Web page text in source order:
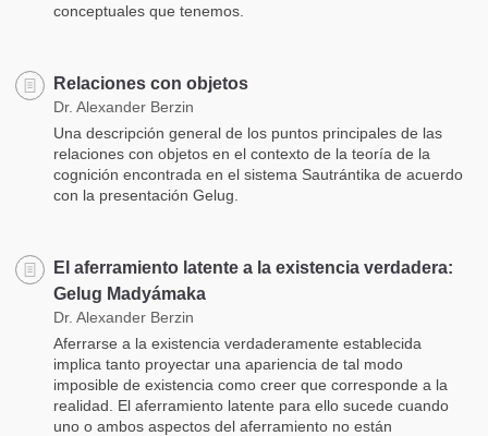
conceptuales que tenemos.
Relaciones con objetos
Dr. Alexander Berzin
Una descripción general de los puntos principales de las
relaciones con objetos en el contexto de la teoría de la
cognición encontrada en el sistema Sautrántika de acuerdo
con la presentación Gelug.
El aferramiento latente a la existencia verdadera:
Gelug Madyámaka
Dr. Alexander Berzin
Aferrarse a la existencia verdaderamente establecida
implica tanto proyectar una apariencia de tal modo
imposible de existencia como creer que corresponde a la
realidad. El aferramiento latente para ello sucede cuando
uno o ambos aspectos del aferramiento no están